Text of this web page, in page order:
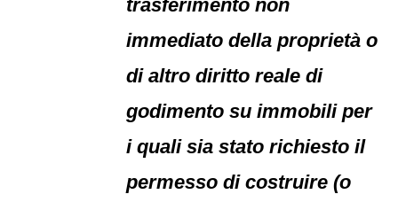
trasferimento non
immediato della proprietà o
di altro diritto reale di
godimento su immobili per
i quali sia stato richiesto il
permesso di costruire (o